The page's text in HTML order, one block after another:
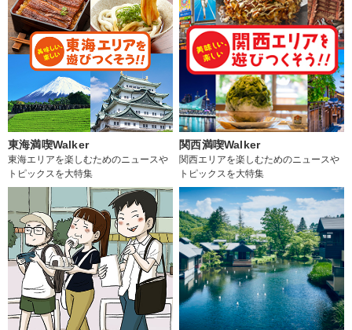
東海満喫Walker
東海エリアを楽しむためのニュースや
トピックスを大特集
関西満喫Walker
関西エリアを楽しむためのニュースや
トピックスを大特集